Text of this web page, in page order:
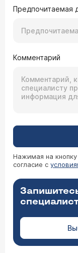
Предпочитаемая
Комментарий
Нажимая на
согласие с